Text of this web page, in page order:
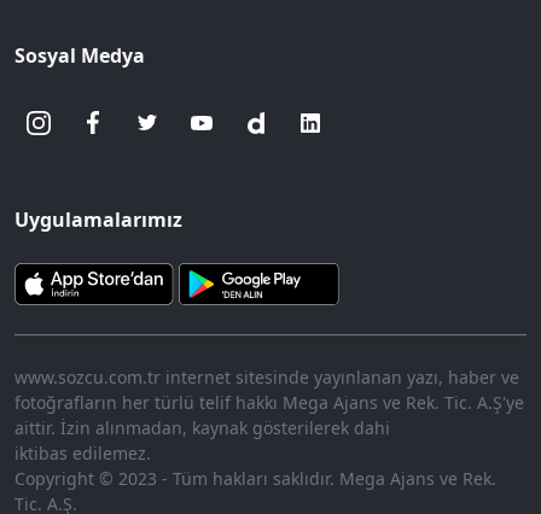
Sosyal Medya
Uygulamalarımız
www.sozcu.com.tr internet sitesinde yayınlanan yazı, haber ve
fotoğrafların her türlü telif hakkı Mega Ajans ve Rek. Tic. A.Ş'ye
aittir. İzin alınmadan, kaynak gösterilerek dahi
iktibas edilemez.
Copyright © 2023 - Tüm hakları saklıdır. Mega Ajans ve Rek.
Tic. A.Ş.